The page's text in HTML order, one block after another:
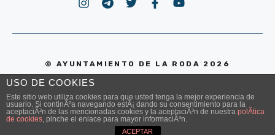
© AYUNTAMIENTO DE LA RODA 2026
POLÍTICA DE PRIVACIDAD
USO DE COOKIES
Este sitio web utiliza cookies para que usted tenga la mejor experiencia de
usuario. Si continÃºa navegando estÃ¡ dando su consentimiento para la
aceptaciÃ³n de las mencionadas cookies y la aceptaciÃ³n de nuestra polÃ­tica
de cookies, pinche el enlace para mayor informaciÃ³n.
ACEPTAR